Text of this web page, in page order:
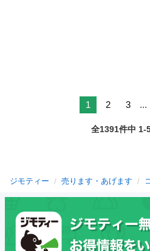
1 2 3 ...
全1391件中 1-
ジモティー 売ります・あげます